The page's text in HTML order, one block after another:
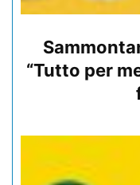
“Tutto per